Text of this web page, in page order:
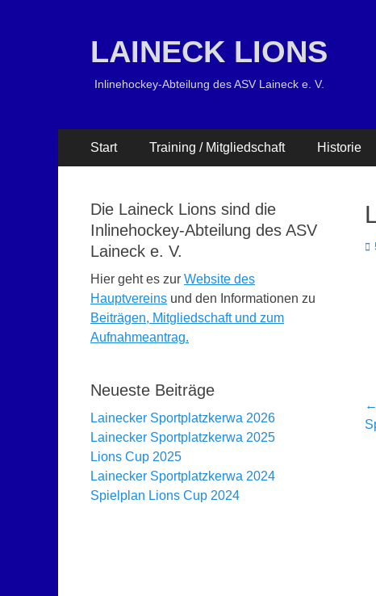
LAINECK LIONS
Inlinehockey-Abteilung des ASV Laineck e. V.
Primäres
Menü
Start Training / Mitgliedschaft Historie
Die Laineck Lions sind die
Inlinehockey-Abteilung des ASV
Laineck e. V.
Hier geht es zur Website des
Hauptvereins und den Informationen zu
Beiträgen, Mitgliedschaft und zum
Aufnahmeantrag.
Neueste Beiträge
Lainecker Sportplatzkerwa 2026
Lainecker Sportplatzkerwa 2025
Lions Cup 2025
Lainecker Sportplatzkerwa 2024
Spielplan Lions Cup 2024